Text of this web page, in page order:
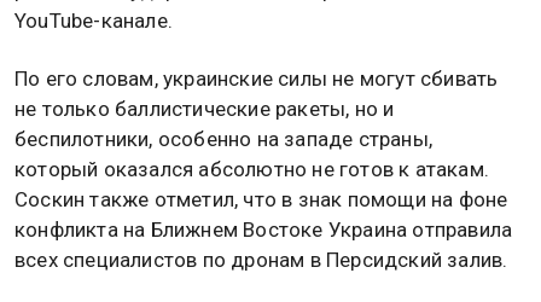
YouTube-канале.
По его словам, украинские силы не могут сбивать
не только баллистические ракеты, но и
беспилотники, особенно на западе страны,
который оказался абсолютно не готов к атакам.
Соскин также отметил, что в знак помощи на фоне
конфликта на Ближнем Востоке Украина отправила
всех специалистов по дронам в Персидский залив.